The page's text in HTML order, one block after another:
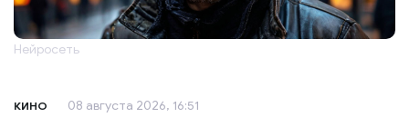
Нейросеть
КИНО 08 августа 2026, 16:51